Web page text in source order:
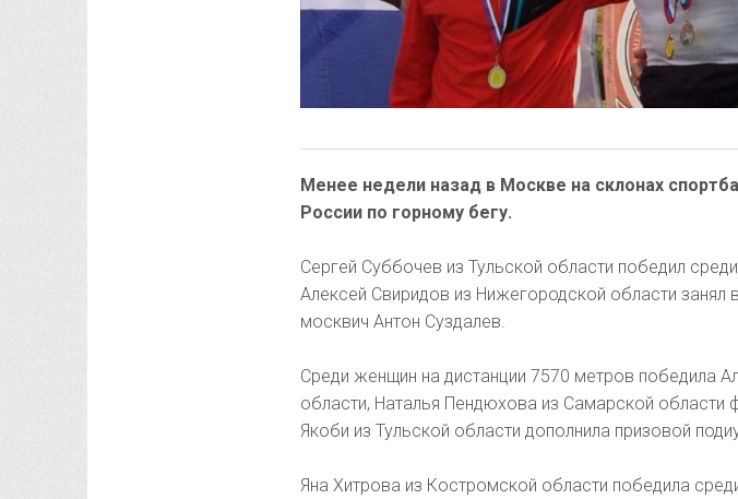
Менее недели назад в Москве на склонах
России по горному бегу.
Сергей Суббочев из Тульской области победил
Алексей Свиридов из Нижегородской области занял
москвич Антон Суздалев.
Среди женщин на дистанции 7570 метров победила
области, Наталья Пендюхова из Самарской области
Якоби из Тульской области дополнила призовой
Яна Хитрова из Костромской области победила